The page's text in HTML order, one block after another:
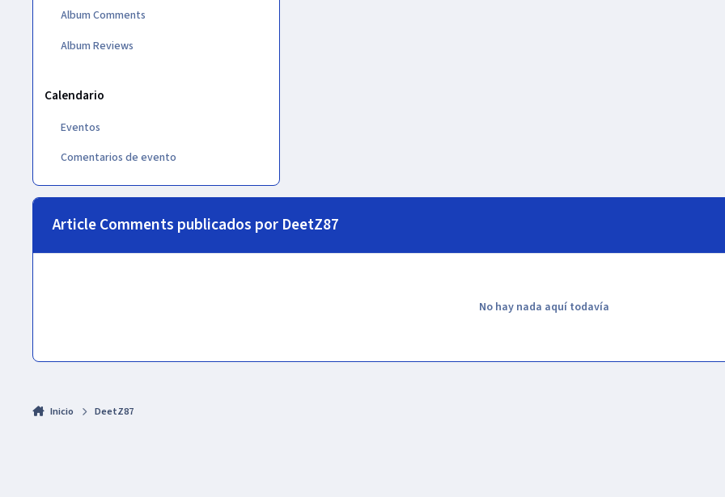
Album Comments
Album Reviews
Calendario
Eventos
Comentarios de evento
Article Comments publicados por DeetZ87
No hay nada aquí todavía
Inicio DeetZ87